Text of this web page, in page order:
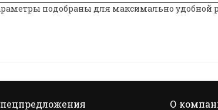
подобраны для максимально удобной
О